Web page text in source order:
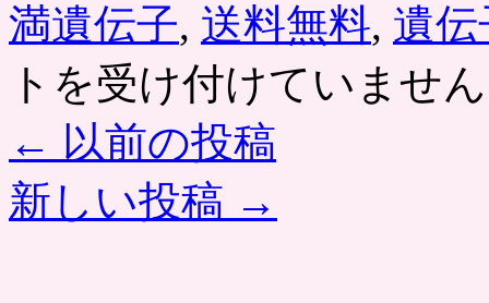
満遺伝子, 送料無料, 遺伝
トを受け付けていません
← 以前の投稿
新しい投稿 →